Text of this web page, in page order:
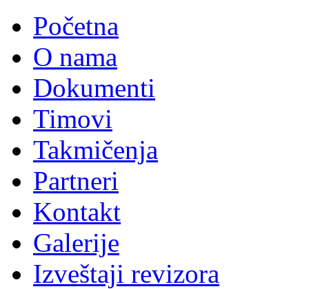
Početna
O nama
Dokumenti
Timovi
Takmičenja
Partneri
Kontakt
Galerije
Izveštaji revizora